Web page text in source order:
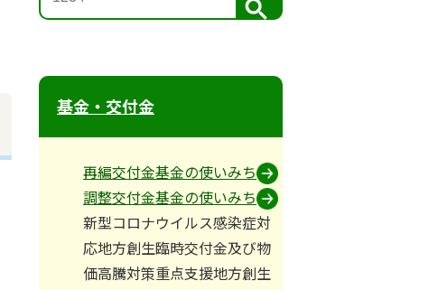
検
索
基金・交付金
再編交付金基金の使いみち
調整交付金基金の使いみち
新型コロナウイルス感染症対
応地方創生臨時交付金及び物
価高騰対策重点支援地方創生